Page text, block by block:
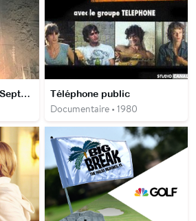
Turning point : Le 11 Septembre et la guerre contre le terrorisme Téléphone public
Documentaire • 1980